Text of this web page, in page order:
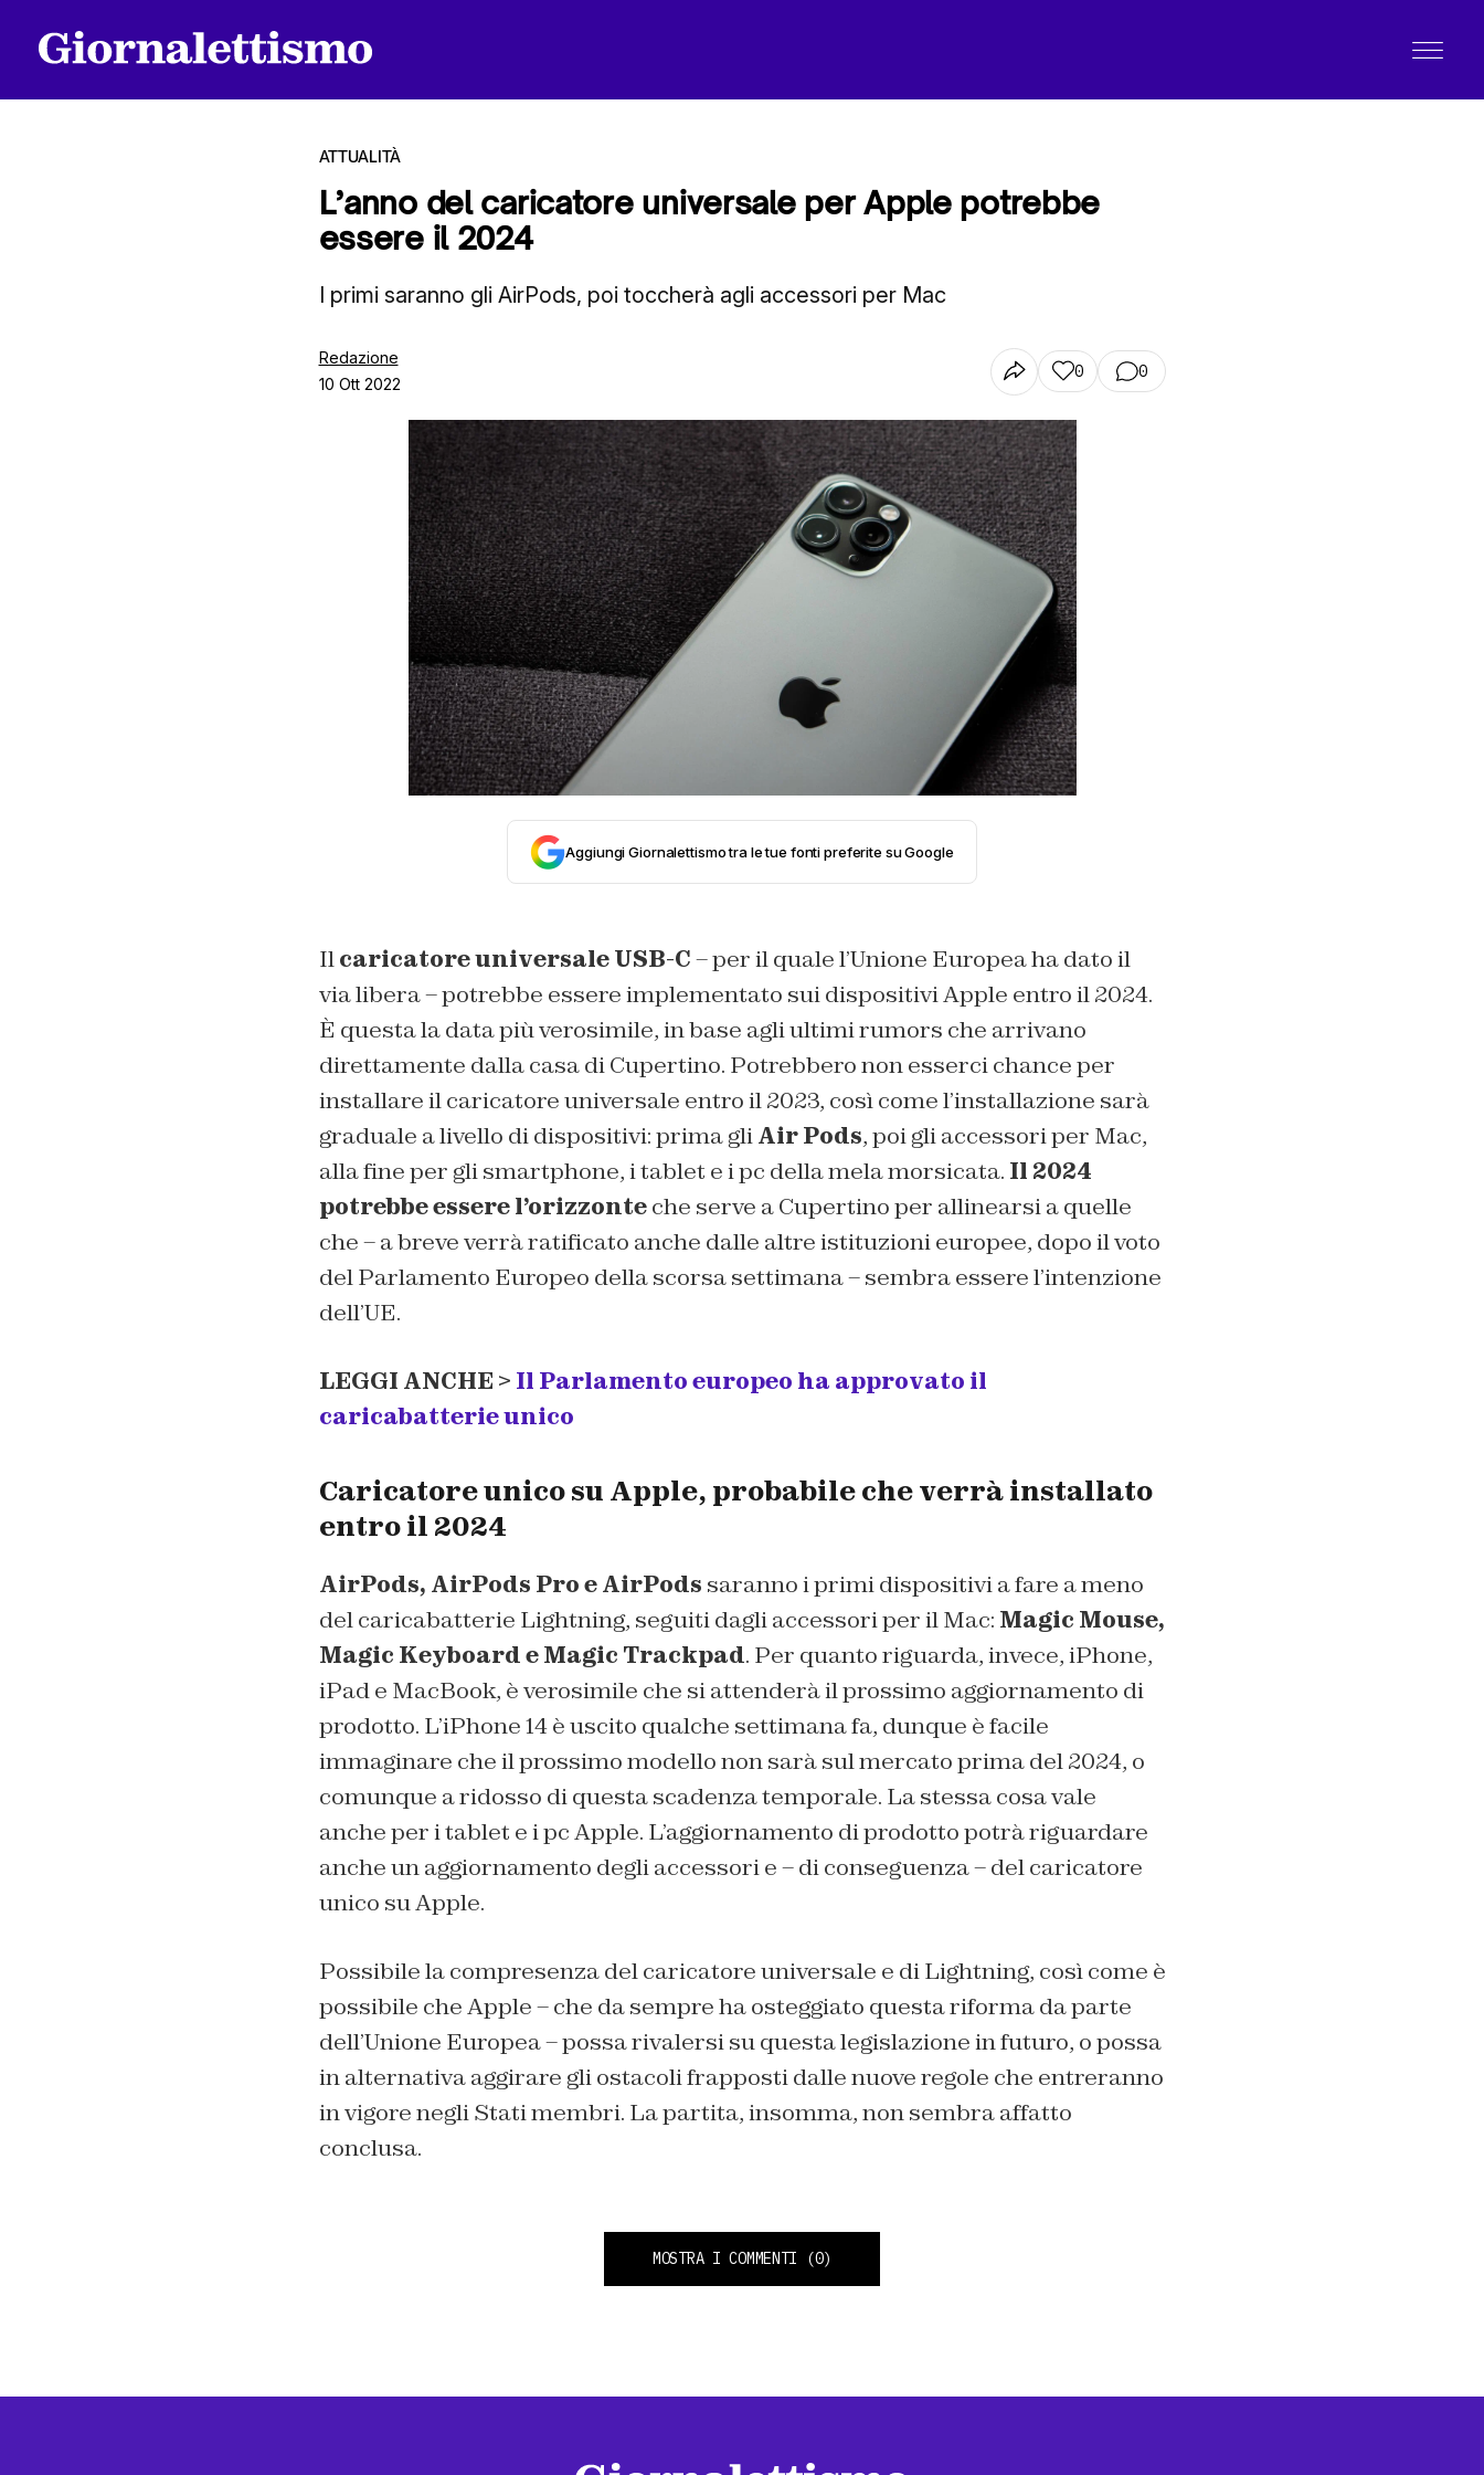
ATTUALITÀ
L’anno del caricatore universale per Apple potrebbe
essere il 2024
I primi saranno gli AirPods, poi toccherà agli accessori per Mac
Redazione
10 Ott 2022
0 0
Aggiungi Giornalettismo tra le tue fonti preferite su Google
Ilcaricatore universale USB-C– per il quale l’Unione Europea ha dato il
via libera – potrebbe essere implementato sui dispositivi Apple entro il 2024.
È questa la data più verosimile, in base agli ultimi rumors che arrivano
direttamente dalla casa di Cupertino. Potrebbero non esserci chance per
installare il caricatore universale entro il 2023, così come l’installazione sarà
graduale a livello di dispositivi: prima gliAir Pods, poi gli accessori per Mac,
alla fine per gli smartphone, i tablet e i pc della mela morsicata. Il 2024
potrebbe essere l’orizzonteche serve a Cupertino per allinearsi a quelle
che – a breve verrà ratificato anche dalle altre istituzioni europee, dopo il voto
del Parlamento Europeo della scorsa settimana – sembra essere l’intenzione
dell’UE.
LEGGI ANCHE > Il Parlamento europeo ha approvato il
caricabatterie unico
Caricatore unico su Apple, probabile che verrà installato
entro il 2024
AirPods, AirPods Pro e AirPods saranno i primi dispositivi a fare a meno
del caricabatterie Lightning, seguiti dagli accessori per il Mac: Magic Mouse,
Magic Keyboard e Magic Trackpad. Per quanto riguarda, invece, iPhone,
iPad e MacBook, è verosimile che si attenderà il prossimo aggiornamento di
prodotto. L’iPhone 14 è uscito qualche settimana fa, dunque è facile
immaginare che il prossimo modello non sarà sul mercato prima del 2024, o
comunque a ridosso di questa scadenza temporale. La stessa cosa vale
anche per i tablet e i pc Apple. L’aggiornamento di prodotto potrà riguardare
anche un aggiornamento degli accessori e – di conseguenza – del caricatore
unico su Apple.
Possibile la compresenza del caricatore universale e di Lightning, così come è
possibile che Apple – che da sempre ha osteggiato questa riforma da parte
dell’Unione Europea – possa rivalersi su questa legislazione in futuro, o possa
in alternativa aggirare gli ostacoli frapposti dalle nuove regole che entreranno
in vigore negli Stati membri. La partita, insomma, non sembra affatto
conclusa.
MOSTRA I COMMENTI (0)